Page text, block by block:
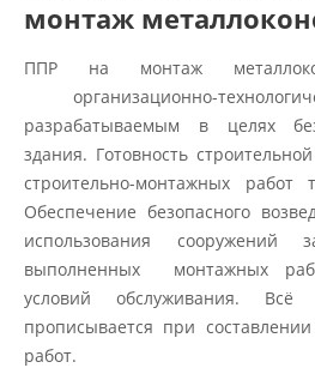
монтаж
ППР на монтаж
организационно-
разрабатываемым в целях
здания. Готовность
строительно-монтажных работ
Обеспечение безопасного
использования сооружений
выполненных монтажных
условий обслуживания. Всё
прописывается при
работ.